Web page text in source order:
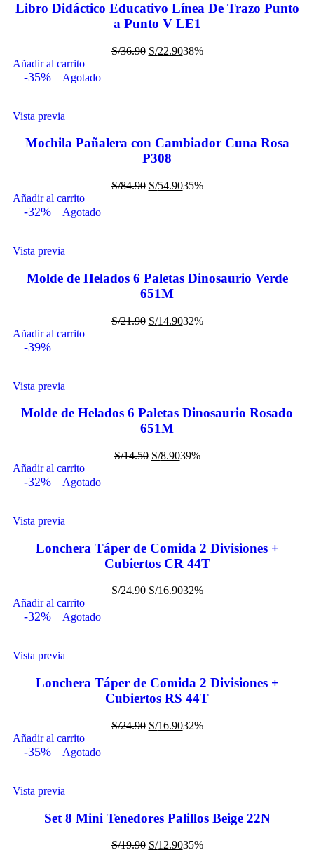
Libro Didáctico Educativo Línea De Trazo Punto
a Punto V LE1
S/36.90 S/22.9038%
Añadir al carrito
-35% Agotado
Vista previa
Mochila Pañalera con Cambiador Cuna Rosa
P308
S/84.90 S/54.9035%
Añadir al carrito
-32% Agotado
Vista previa
Molde de Helados 6 Paletas Dinosaurio Verde
651M
S/21.90 S/14.9032%
Añadir al carrito
-39%
Vista previa
Molde de Helados 6 Paletas Dinosaurio Rosado
651M
S/14.50 S/8.9039%
Añadir al carrito
-32% Agotado
Vista previa
Lonchera Táper de Comida 2 Divisiones +
Cubiertos CR 44T
S/24.90 S/16.9032%
Añadir al carrito
-32% Agotado
Vista previa
Lonchera Táper de Comida 2 Divisiones +
Cubiertos RS 44T
S/24.90 S/16.9032%
Añadir al carrito
-35% Agotado
Vista previa
Set 8 Mini Tenedores Palillos Beige 22N
S/19.90 S/12.9035%